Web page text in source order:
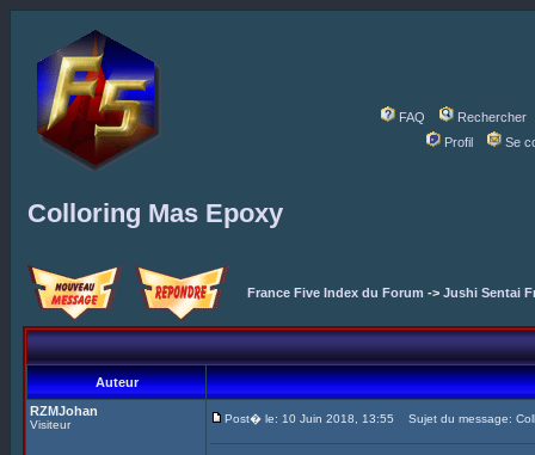
FAQ
Rechercher
Profil
Se
Colloring Mas Epoxy
France Five Index du Forum -> Jushi Sentai
Auteur
RZMJohan
Visiteur Post� le: 10 Juin 2018, 13:55 Sujet du message: